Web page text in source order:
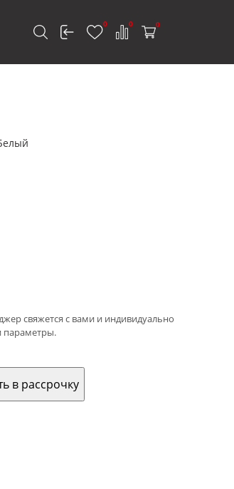
0 0 0
свяжется с вами и индивидуально
параметры.
в рассрочку